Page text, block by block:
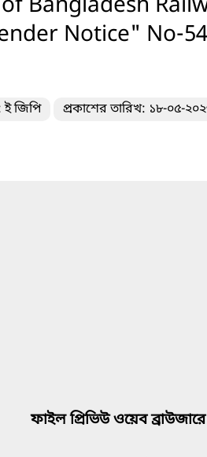
Bangladesh
Notice" No-
ই জিপি প্রকাশের তারিখ: ১৮-০৫-
ফাইল প্রিভিউ ওয়েব